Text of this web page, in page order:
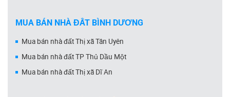
MUA BÁN NHÀ ĐẤT BÌNH DƯƠNG
Mua bán nhà đất Thị xã Tân Uyên
Mua bán nhà đất TP Thủ Dầu Một
Mua bán nhà đất Thị xã Dĩ An